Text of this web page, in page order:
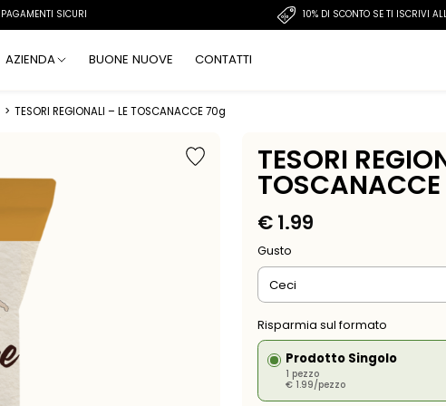
PAGAMENTI SICURI 10% DI SCONTO SE TI ISCRIVI
AZIENDA BUONE NUOVE CONTATTI
> TESORI REGIONALI – LE TOSCANACCE 70g
TESORI
€1.99
Gusto
Risparmia sul formato
Prodotto Singolo
1 pezzo
€ 1.99/pezzo